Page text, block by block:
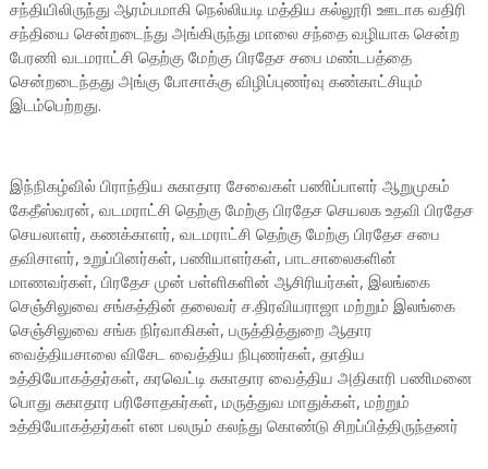
சந்தியிலிருந்து ஆரம்பமாகி நெல்லியடி மத்திய கல்லூரி ஊடாக வதிரி
சந்தியை சென்றடைந்து அங்கிருந்து மாலை சந்தை வழியாக சென்ற
பேரணி வடமராட்சி தெற்கு மேற்கு பிரதேச சபை மண்டபத்தை
சென்றடைந்தது அங்கு போசாக்கு விழிப்புணர்வு கண்காட்சியும்
இடம்பெற்றது.
இந்நிகழ்வில் பிராந்திய சுகாதார சேவைகள் பணிப்பாளர் ஆறுமுகம்
கேதீஸ்வரன், வடமராட்சி தெற்கு மேற்கு பிரதேச செயலக உதவி பிரதேச
செயலாளர், கணக்காளர், வடமராட்சி தெற்கு மேற்கு பிரதேச சபை
தவிசாளர், உறுப்பினர்கள், பணியாளர்கள், பாடசாலைகளின்
மாணவர்கள், பிரதேச முன் பள்ளிகளின் ஆசிரியர்கள், இலங்கை
செஞ்சிலுவை சங்கத்தின் தலைவர் ச.திரவியராஜா மற்றும் இலங்கை
செஞ்சிலுவை சங்க நிர்வாகிகள், பருத்தித்துறை ஆதார
வைத்தியசாலை விசேட வைத்திய நிபுணர்கள், தாதிய
உத்தியோகத்தர்கள், கரவெட்டி சுகாதார வைத்திய அதிகாரி பணிமனை
பொது சுகாதார பரிசோதகர்கள், மருத்துவ மாதுக்கள், மற்றும்
உத்தியோகத்தர்கள் என பலரும் கலந்து கொண்டு சிறப்பித்திருந்தனர்